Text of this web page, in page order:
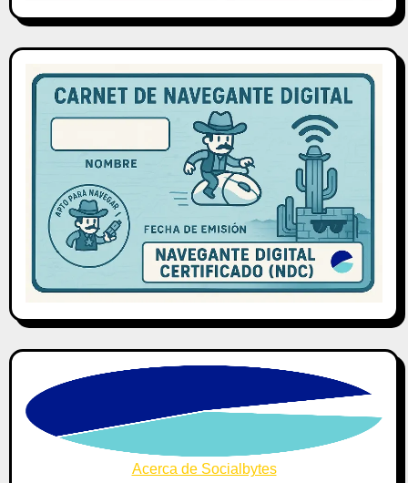
Acerca de Socialbytes